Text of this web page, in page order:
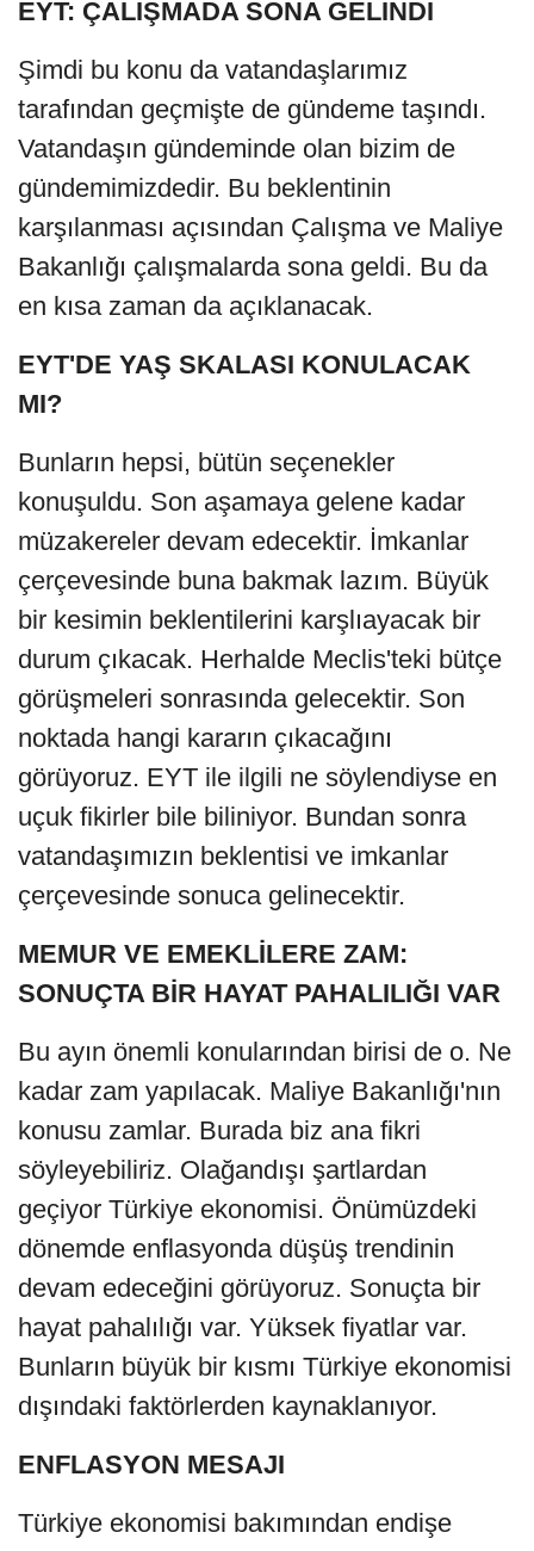
EYT: ÇALIŞMADA SONA GELİNDİ
Şimdi bu konu da vatandaşlarımız
tarafından geçmişte de gündeme taşındı.
Vatandaşın gündeminde olan bizim de
gündemimizdedir. Bu beklentinin
karşılanması açısından Çalışma ve Maliye
Bakanlığı çalışmalarda sona geldi. Bu da
en kısa zaman da açıklanacak.
EYT'DE YAŞ SKALASI KONULACAK
MI?
Bunların hepsi, bütün seçenekler
konuşuldu. Son aşamaya gelene kadar
müzakereler devam edecektir. İmkanlar
çerçevesinde buna bakmak lazım. Büyük
bir kesimin beklentilerini karşlıayacak bir
durum çıkacak. Herhalde Meclis'teki bütçe
görüşmeleri sonrasında gelecektir. Son
noktada hangi kararın çıkacağını
görüyoruz. EYT ile ilgili ne söylendiyse en
uçuk fikirler bile biliniyor. Bundan sonra
vatandaşımızın beklentisi ve imkanlar
çerçevesinde sonuca gelinecektir.
MEMUR VE EMEKLİLERE ZAM:
SONUÇTA BİR HAYAT PAHALILIĞI VAR
Bu ayın önemli konularından birisi de o. Ne
kadar zam yapılacak. Maliye Bakanlığı'nın
konusu zamlar. Burada biz ana fikri
söyleyebiliriz. Olağandışı şartlardan
geçiyor Türkiye ekonomisi. Önümüzdeki
dönemde enflasyonda düşüş trendinin
devam edeceğini görüyoruz. Sonuçta bir
hayat pahalılığı var. Yüksek fiyatlar var.
Bunların büyük bir kısmı Türkiye ekonomisi
dışındaki faktörlerden kaynaklanıyor.
ENFLASYON MESAJI
Türkiye ekonomisi bakımından endişe